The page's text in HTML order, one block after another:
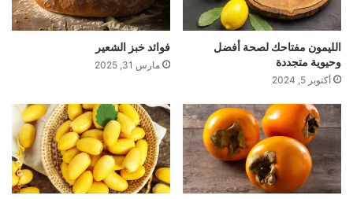
الليمون مفتاحك لصحة أفضل
وحيوية متجددة
أكتوبر 5, 2024
فوائد خبز الشعير
مارس 31, 2025